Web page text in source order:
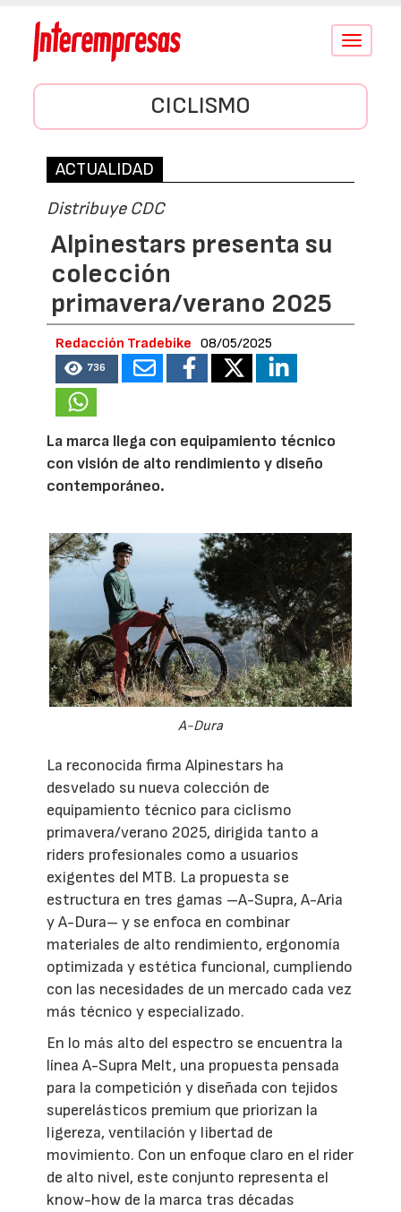
Conmutar
CICLISMO
ACTUALIDAD
Distribuye CDC
Alpinestars presenta su
colección
primavera/verano 2025
Redacción Tradebike 08/05/2025
736
La marca llega con equipamiento técnico
con visión de alto rendimiento y diseño
contemporáneo.
A-Dura
La reconocida firma Alpinestars ha
desvelado su nueva colección de
equipamiento técnico para ciclismo
primavera/verano 2025, dirigida tanto a
riders profesionales como a usuarios
exigentes del MTB. La propuesta se
estructura en tres gamas –A-Supra, A-Aria
y A-Dura– y se enfoca en combinar
materiales de alto rendimiento, ergonomía
optimizada y estética funcional, cumpliendo
con las necesidades de un mercado cada vez
más técnico y especializado.
En lo más alto del espectro se encuentra la
línea A-Supra Melt, una propuesta pensada
para la competición y diseñada con tejidos
superelásticos premium que priorizan la
ligereza, ventilación y libertad de
movimiento. Con un enfoque claro en el rider
de alto nivel, este conjunto representa el
know-how de la marca tras décadas